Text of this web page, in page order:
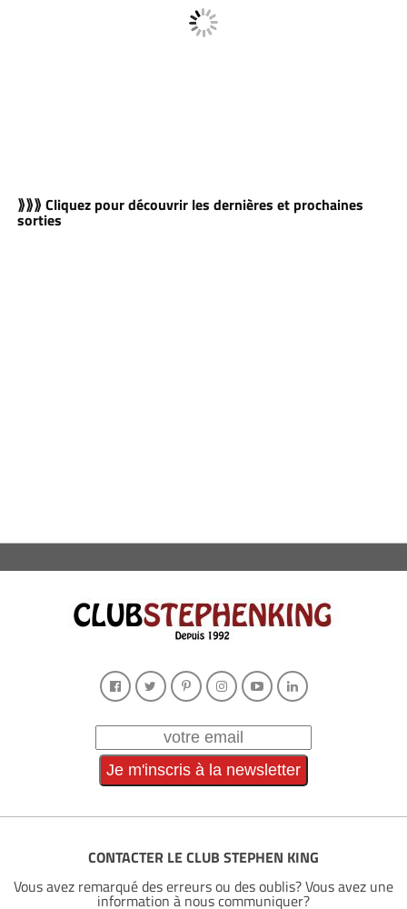
⟫⟫⟫ Cliquez pour découvrir les dernières et prochaines
sorties
CONTACTER LE CLUB STEPHEN KING
Vous avez remarqué des erreurs ou des oublis? Vous avez une
information à nous communiquer?